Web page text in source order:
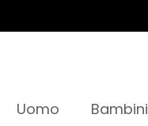
Uomo Bambini